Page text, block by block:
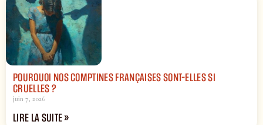
POURQUOI NOS COMPTINES FRANÇAISES SONT-ELLES SI
CRUELLES ?
juin 7, 2026
LIRE LA SUITE »